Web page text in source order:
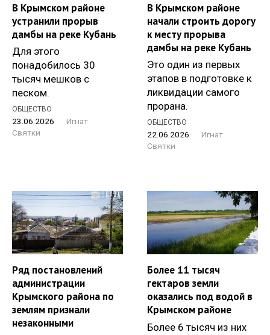
В Крымском районе
устранили прорыв
дамбы на реке Кубань
Для этого
понадобилось 30
тысяч мешков с
песком.
ОБЩЕСТВО
23.06.2026
Игнат
Святки
В Крымском районе
начали строить дорогу
к месту прорыва
дамбы на реке Кубань
Это один из первых
этапов в подготовке к
ликвидации самого
прорана.
ОБЩЕСТВО
22.06.2026
Игнат
Святки
Ряд постановлений
администрации
Крымского района по
землям признали
незаконными
Более 11 тысяч
гектаров земли
оказались под водой в
Крымском районе
Более 6 тысяч из них